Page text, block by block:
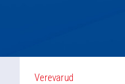
Verevarud